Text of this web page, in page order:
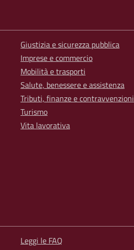
Giustizia e sicurezza pubblica
Imprese e commercio
Mobilità e trasporti
Salute, benessere e assistenza
Tributi, finanze e contravvenzioni
Turismo
Vita lavorativa
Leggi le FAQ